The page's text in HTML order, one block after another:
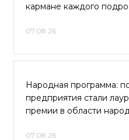
кармане каждого
07.08.26
Народная программа:
предприятия стали
премии в области
07.08.26